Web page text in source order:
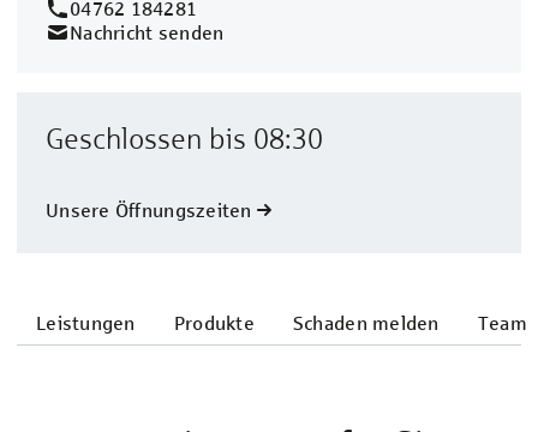
04762 184281
Nachricht senden
Geschlossen bis 08:30
Unsere Öffnungszeiten
Leistungen Produkte Schaden melden Team